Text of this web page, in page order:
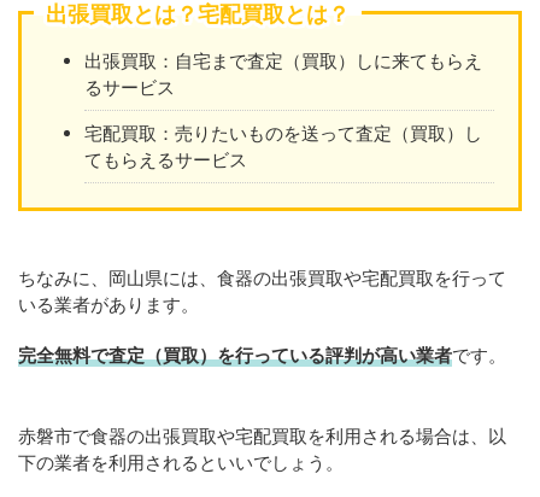
出張買取とは？宅配買取とは？
出張買取：自宅まで査定（買取）しに来てもらえ
るサービス
宅配買取：売りたいものを送って査定（買取）し
てもらえるサービス
ちなみに、岡山県には、食器の出張買取や宅配買取を行って
いる業者があります。
完全無料で査定（買取）を行っている評判が高い業者です。
赤磐市で食器の出張買取や宅配買取を利用される場合は、以
下の業者を利用されるといいでしょう。